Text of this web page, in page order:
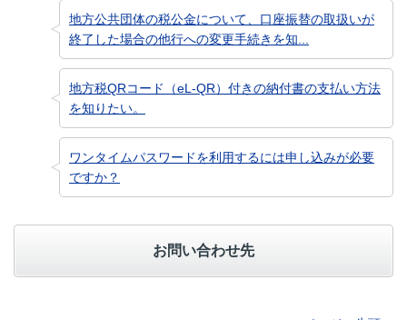
地方公共団体の税公金について、口座振替の取扱いが
終了した場合の他行への変更手続きを知...
地方税QRコード（eL-QR）付きの納付書の支払い方法
を知りたい。
ワンタイムパスワードを利用するには申し込みが必要
ですか？
お問い合わせ先